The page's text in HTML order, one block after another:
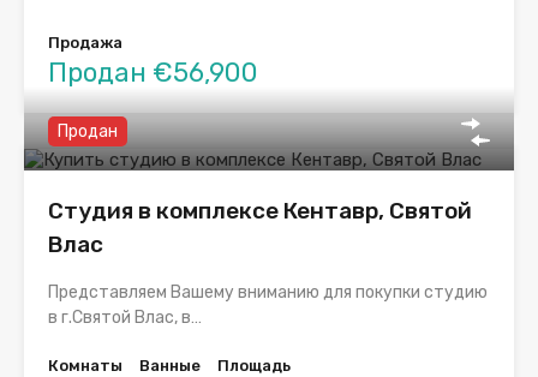
Продажа
Продан €56,900
Продан
Студия в комплексе Кентавр, Святой
Влас
Представляем Вашему вниманию для покупки студию
в г.Святой Влас, в…
Комнаты
Ванные
Площадь